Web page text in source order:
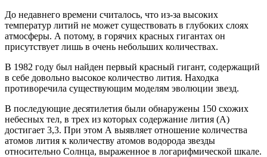
До недавнего времени считалось, что из-за высоких
температур литий не может существовать в глубоких слоях
атмосферы. А потому, в горячих красных гигантах он
присутствует лишь в очень небольших количествах.
В 1982 году был найден первый красный гигант, содержащий
в себе довольно высокое количество лития. Находка
противоречила существующим моделям эволюции звезд.
В последующие десятилетия были обнаружены 150 схожих
небесных тел, в трех из которых содержание лития (А)
достигает 3,3. При этом А выявляет отношение количества
атомов лития к количеству атомов водорода звезды
относительно Солнца, выраженное в логарифмической шкале.